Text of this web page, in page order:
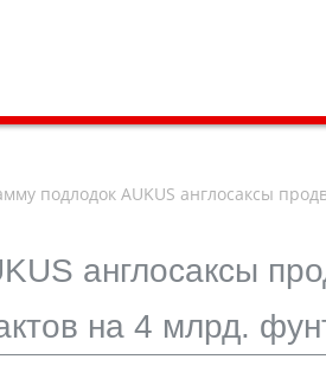
подлодок AUKUS англосаксы
англосаксы
на 4 млрд.